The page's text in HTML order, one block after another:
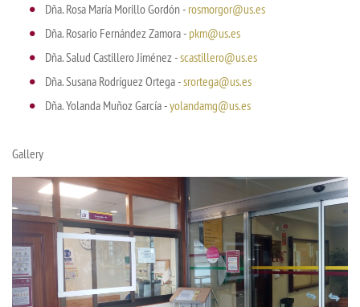
Dña. Rosa María Morillo Gordón - rosmorgor@us.es
Dña. Rosario Fernández Zamora - pkm@us.es
Dña. Salud Castillero Jiménez -scastillero@us.es
Dña. Susana Rodríguez Ortega -srortega@us.es
Dña. Yolanda Muñoz García -yolandamg@us.es
Gallery